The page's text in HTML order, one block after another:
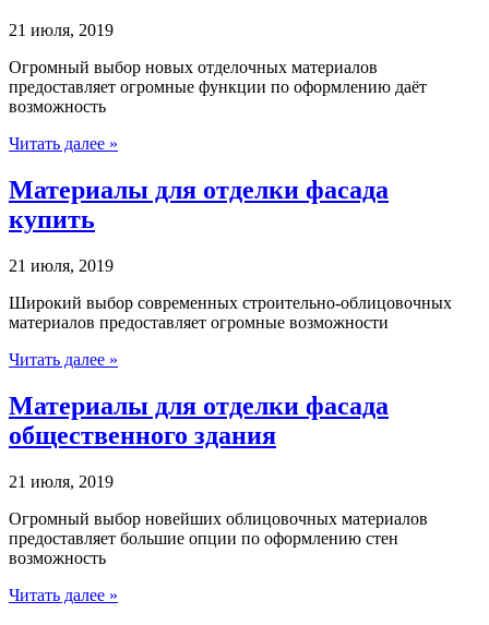
21 июля, 2019
Огромный выбор новых отделочных материалов
предоставляет огромные функции по оформлению даёт
возможность
Читать далее »
Материалы для отделки фасада
купить
21 июля, 2019
Широкий выбор современных строительно-облицовочных
материалов предоставляет огромные возможности
Читать далее »
Материалы для отделки фасада
общественного здания
21 июля, 2019
Огромный выбор новейших облицовочных материалов
предоставляет большие опции по оформлению стен
возможность
Читать далее »